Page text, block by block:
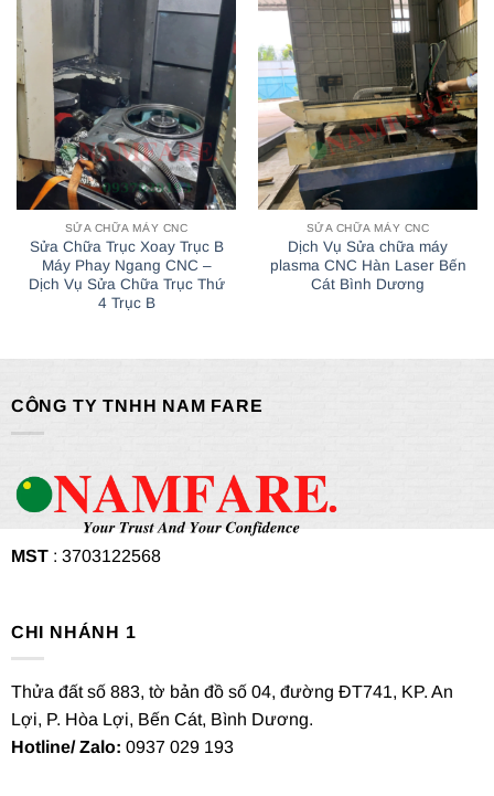
SỬA CHỮA MÁY CNC
Sửa Chữa Trục Xoay Trục B
Máy Phay Ngang CNC –
Dịch Vụ Sửa Chữa Trục Thứ
4 Trục B
SỬA CHỮA MÁY CNC
Dịch Vụ Sửa chữa máy
plasma CNC Hàn Laser Bến
Cát Bình Dương
CÔNG TY TNHH NAM FARE
MST: 3703122568
CHI NHÁNH 1
Thửa đất số 883, tờ bản đồ số 04, đường ĐT741, KP. An
Lợi, P. Hòa Lợi, Bến Cát, Bình Dương.
Hotline/ Zalo: 0937 029 193